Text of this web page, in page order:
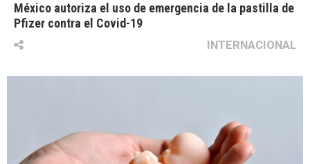
México autoriza el uso de emergencia de la pastilla de
Pfizer contra el Covid-19
INTERNACIONAL